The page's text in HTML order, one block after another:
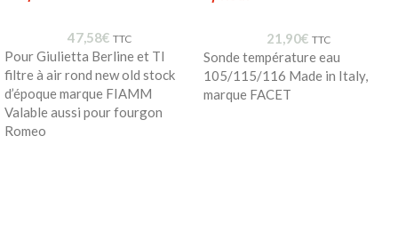
47,58€ TTC
Pour Giulietta Berline et TI
filtre à air rond new old stock
d’époque marque FIAMM
Valable aussi pour fourgon
Romeo
21,90€ TTC
Sonde température eau
105/115/116 Made in Italy,
marque FACET